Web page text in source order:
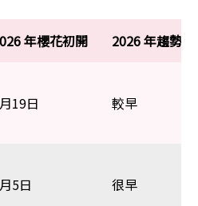
年櫻花初開 2026 年趨勢
19日 較早
5日 很早